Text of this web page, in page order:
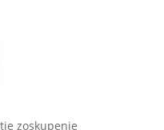
zoskupenie